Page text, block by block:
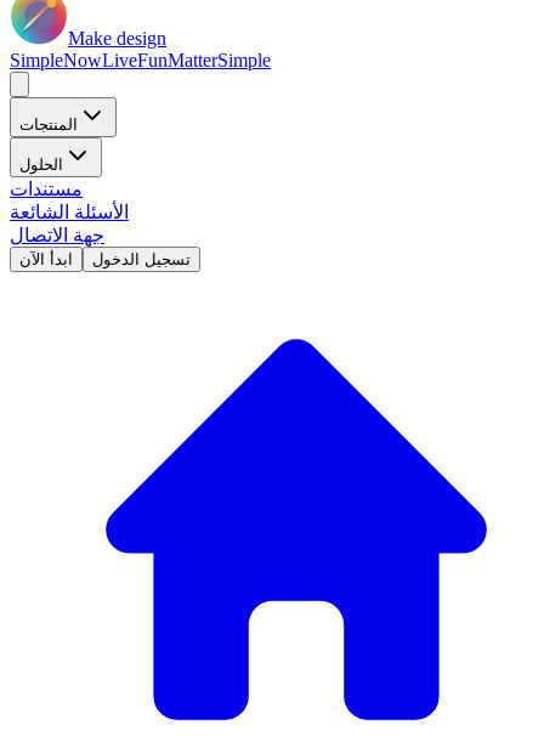
Make design
SimpleNowLiveFunMatterSimple
المنتجات
الحلول
مستندات
الأسئلة الشائعة
جهة الاتصال
ابدأ الآن تسجيل الدخول